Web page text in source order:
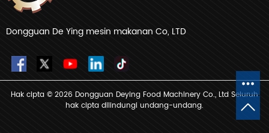
Dongguan De Ying mesin makanan Co, LTD
Hak cipta © 2026 Dongguan Deying Food Machinery Co., Ltd Seluruh
hak cipta dilindungi undang-undang.